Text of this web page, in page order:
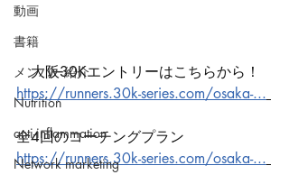
動画
書籍
メンバー紹介
Nutrition
anti-inflammation
Network marketing
大阪30Kエントリーはこちらから！
https://runners.30k-series.com/osaka-...
全4回のコーチングプラン
https://runners.30k-series.com/osaka-...